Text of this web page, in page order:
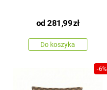
od 281,99zł
Do koszyka
-6%